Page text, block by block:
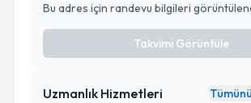
Bu adres için randevu bilgileri
Takvimi Görüntüle
Uzmanlık Hizmetleri